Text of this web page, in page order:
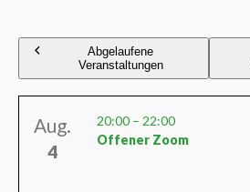
Abgelaufene
Veranstaltungen
Aug.
4
20:00 – 22:00
Offener Zoom